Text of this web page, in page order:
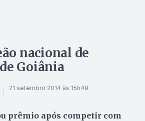
nacional de
Goiânia
21 setembro 2014 às 15h49
prêmio após competir com